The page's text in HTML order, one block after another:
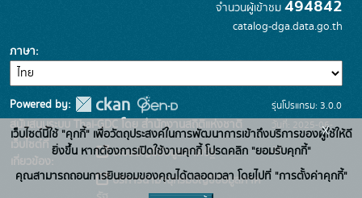
จำนวนผู้เข้าชม 494842
catalog-dga.data.go.th
ภาษา
Powered by:
สนับสนุนระบบ Thai-GDC โดย สำนักงานสถิติแห่งชาติ
เว็บไซต์ที่
เกี่ยวข้อง:
ระบบบัญชีข้อมูลภาครัฐ
บริการนามานุกรมบัญชีข้อมูลภาค
รุ่นโปรแกรม: 3.0.0
วันที่: 2025-06-
26
เว็บไซต์นี้ใช้ "คุกกี้" เพื่อวัตถุประสงค์ในการพัฒนาการเข้าถึงบริการของผู้ใช้ให้ดี
ยิ่งขึ้น หากต้องการเปิดใช้งานคุกกี้ โปรดคลิก "ยอมรับคุกกี้"
คุณสามารถถอนการยินยอมของคุณได้ตลอดเวลา โดยไปที่ "การตั้งค่าคุกกี้"
x